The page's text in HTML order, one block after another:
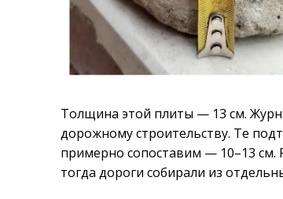
Толщина этой плиты — 13 см.
дорожному строительству. Те
примерно сопоставим — 10–13 см.
тогда дороги собирали из